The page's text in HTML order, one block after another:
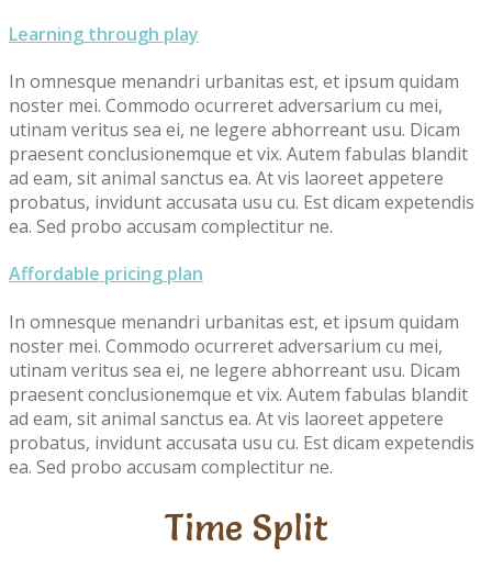
Learning through play
In omnesque menandri urbanitas est, et ipsum quidam
noster mei. Commodo ocurreret adversarium cu mei,
utinam veritus sea ei, ne legere abhorreant usu. Dicam
praesent conclusionemque et vix. Autem fabulas blandit
ad eam, sit animal sanctus ea. At vis laoreet appetere
probatus, invidunt accusata usu cu. Est dicam expetendis
ea. Sed probo accusam complectitur ne.
Affordable pricing plan
In omnesque menandri urbanitas est, et ipsum quidam
noster mei. Commodo ocurreret adversarium cu mei,
utinam veritus sea ei, ne legere abhorreant usu. Dicam
praesent conclusionemque et vix. Autem fabulas blandit
ad eam, sit animal sanctus ea. At vis laoreet appetere
probatus, invidunt accusata usu cu. Est dicam expetendis
ea. Sed probo accusam complectitur ne.
Time Split